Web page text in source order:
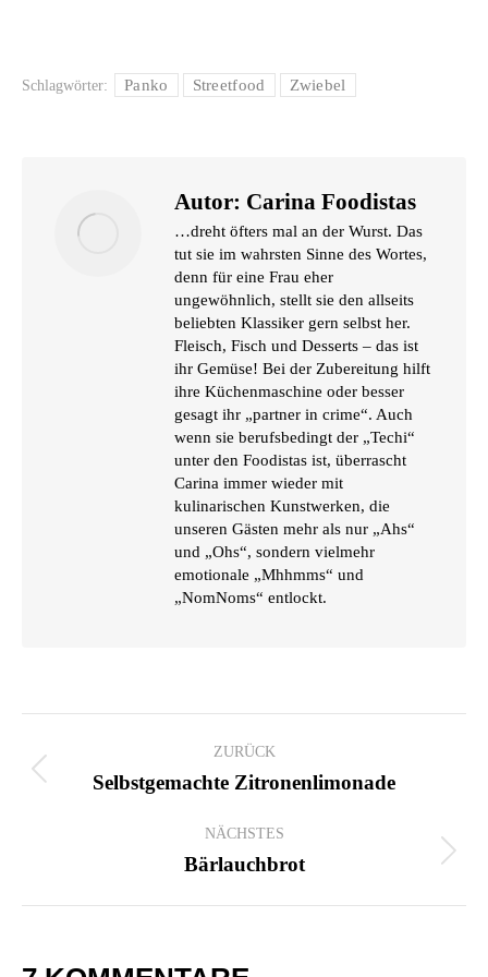
Schlagwörter: Panko Streetfood Zwiebel
Autor: Carina Foodistas
…dreht öfters mal an der Wurst. Das
tut sie im wahrsten Sinne des Wortes,
denn für eine Frau eher
ungewöhnlich, stellt sie den allseits
beliebten Klassiker gern selbst her.
Fleisch, Fisch und Desserts – das ist
ihr Gemüse! Bei der Zubereitung hilft
ihre Küchenmaschine oder besser
gesagt ihr „partner in crime“. Auch
wenn sie berufsbedingt der „Techi“
unter den Foodistas ist, überrascht
Carina immer wieder mit
kulinarischen Kunstwerken, die
unseren Gästen mehr als nur „Ahs“
und „Ohs“, sondern vielmehr
emotionale „Mhhmms“ und
„NomNoms“ entlockt.
ZURÜCK
Vorheriger
Selbstgemachte Zitronenlimonade
NÄCHSTES
Nächster
Bärlauchbrot